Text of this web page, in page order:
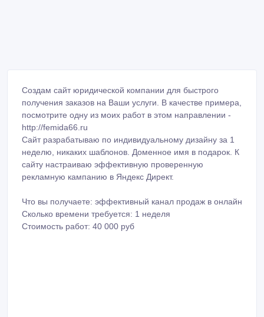
Создам сайт юридической компании для быстрого
получения заказов на Ваши услуги. В качестве примера,
посмотрите одну из моих работ в этом направлении -
http://femida66.ru
Сайт разрабатываю по индивидуальному дизайну за 1
неделю, никаких шаблонов. Доменное имя в подарок. К
сайту настраиваю эффективную проверенную
рекламную кампанию в Яндекс Директ.
Что вы получаете: эффективный канал продаж в онлайн
Сколько времени требуется: 1 неделя
Стоимость работ: 40 000 руб